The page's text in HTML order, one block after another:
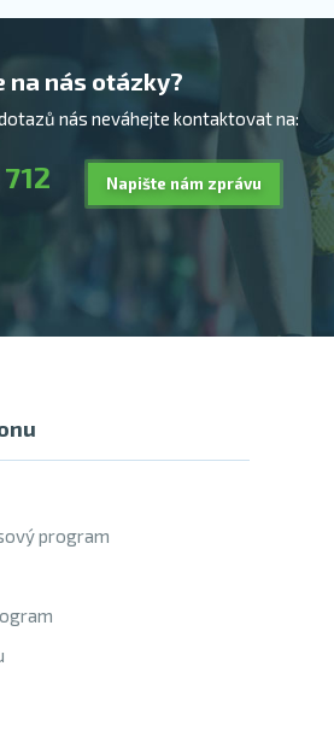
na nás otázky?
nás neváhejte kontaktovat na:
Napište nám zprávu
program